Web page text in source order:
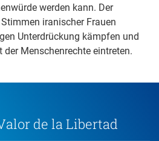
werden kann. Der
iranischer Frauen
Unterdrückung kämpfen und
Menschenrechte eintreten.
de la Libertad